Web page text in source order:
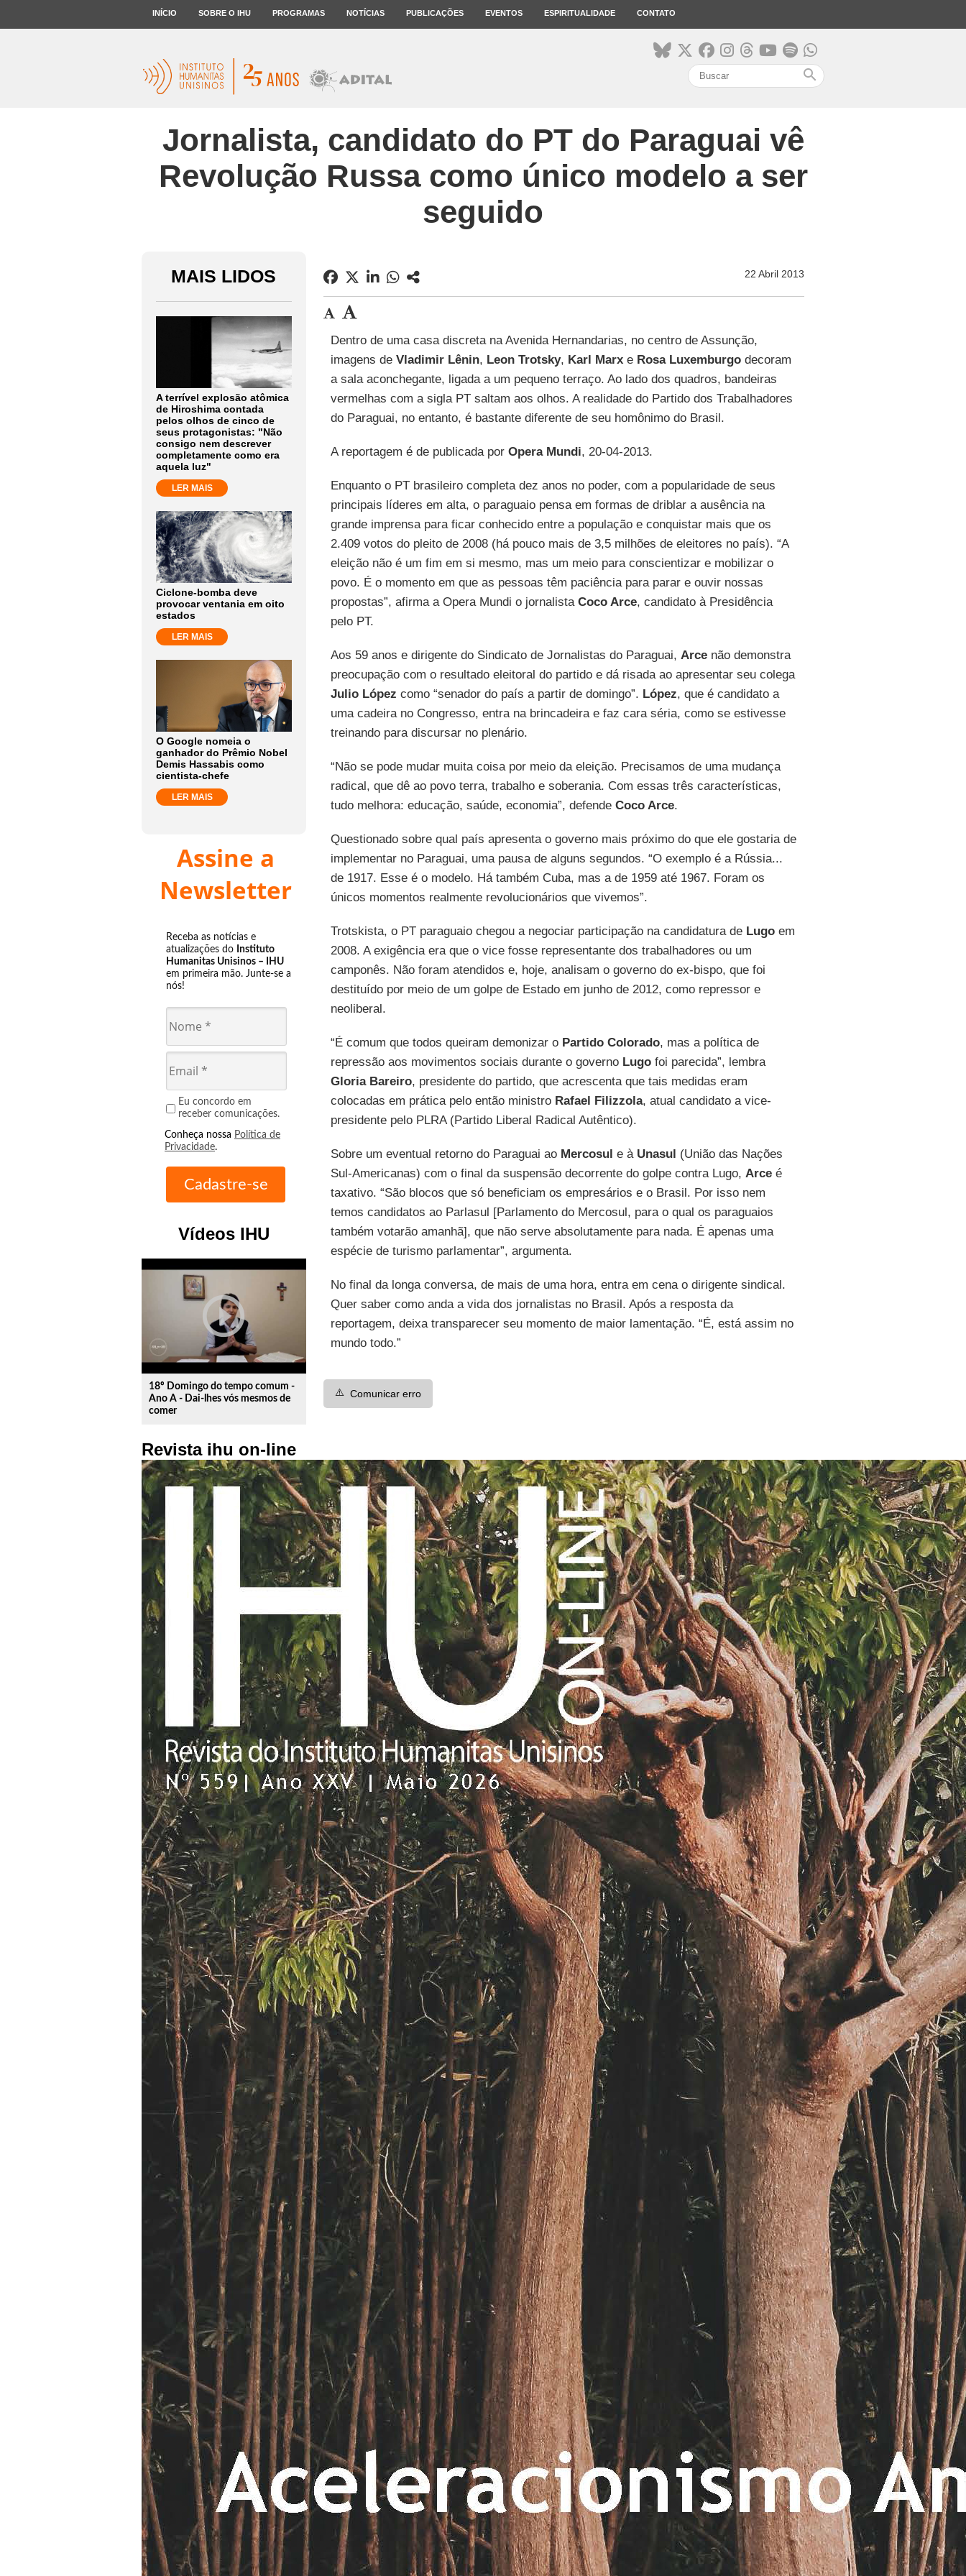
INÍCIO SOBRE O IHU PROGRAMAS NOTÍCIAS PUBLICAÇÕES EVENTOS ESPIRITUALIDADE CONTATO
search
Jornalista, candidato do PT do Paraguai vê
Revolução Russa como único modelo a ser
seguido
MAIS LIDOS
A terrível explosão atômica
de Hiroshima contada
pelos olhos de cinco de
seus protagonistas: "Não
consigo nem descrever
completamente como era
aquela luz"
LER MAIS
Ciclone-bomba deve
provocar ventania em oito
estados
LER MAIS
O Google nomeia o
ganhador do Prêmio Nobel
Demis Hassabis como
cientista-chefe
LER MAIS
Assine a
Newsletter
Receba as notícias e
atualizações do Instituto
Humanitas Unisinos – IHU
em primeira mão. Junte-se a
nós!
Eu concordo em
receber comunicações.
Conheça nossa Política de
Privacidade.
Vídeos IHU
play_circle_outline
18º Domingo do tempo comum -
Ano A - Dai-lhes vós mesmos de
comer
Revista ihu on-line
22 Abril 2013
Dentro de uma casa discreta na Avenida Hernandarias, no centro de Assunção,
imagens de Vladimir Lênin, Leon Trotsky, Karl Marxe Rosa Luxemburgodecoram
a sala aconchegante, ligada a um pequeno terraço. Ao lado dos quadros, bandeiras
vermelhas com a sigla PT saltam aos olhos. A realidade do Partido dos Trabalhadores
do Paraguai, no entanto, é bastante diferente de seu homônimo do Brasil.
A reportagem é de publicada por Opera Mundi, 20-04-2013.
Enquanto o PT brasileiro completa dez anos no poder, com a popularidade de seus
principais líderes em alta, o paraguaio pensa em formas de driblar a ausência na
grande imprensa para ficar conhecido entre a população e conquistar mais que os
2.409 votos do pleito de 2008 (há pouco mais de 3,5 milhões de eleitores no país). “A
eleição não é um fim em si mesmo, mas um meio para conscientizar e mobilizar o
povo. É o momento em que as pessoas têm paciência para parar e ouvir nossas
propostas”, afirma a Opera Mundi o jornalista Coco Arce, candidato à Presidência
pelo PT.
Aos 59 anos e dirigente do Sindicato de Jornalistas do Paraguai, Arcenão demonstra
preocupação com o resultado eleitoral do partido e dá risada ao apresentar seu colega
Julio López como “senador do país a partir de domingo”. López, que é candidato a
uma cadeira no Congresso, entra na brincadeira e faz cara séria, como se estivesse
treinando para discursar no plenário.
“Não se pode mudar muita coisa por meio da eleição. Precisamos de uma mudança
radical, que dê ao povo terra, trabalho e soberania. Com essas três características,
tudo melhora: educação, saúde, economia”, defende Coco Arce.
Questionado sobre qual país apresenta o governo mais próximo do que ele gostaria de
implementar no Paraguai, uma pausa de alguns segundos. “O exemplo é a Rússia...
de 1917. Esse é o modelo. Há também Cuba, mas a de 1959 até 1967. Foram os
únicos momentos realmente revolucionários que vivemos”.
Trotskista, o PT paraguaio chegou a negociar participação na candidatura de Lugoem
2008. A exigência era que o vice fosse representante dos trabalhadores ou um
camponês. Não foram atendidos e, hoje, analisam o governo do ex-bispo, que foi
destituído por meio de um golpe de Estado em junho de 2012, como repressor e
neoliberal.
“É comum que todos queiram demonizar o Partido Colorado, mas a política de
repressão aos movimentos sociais durante o governo Lugofoi parecida”, lembra
Gloria Bareiro, presidente do partido, que acrescenta que tais medidas eram
colocadas em prática pelo então ministro Rafael Filizzola, atual candidato a vice-
presidente pelo PLRA (Partido Liberal Radical Autêntico).
Sobre um eventual retorno do Paraguai ao Mercosul e à Unasul (União das Nações
Sul-Americanas) com o final da suspensão decorrente do golpe contra Lugo, Arceé
taxativo. “São blocos que só beneficiam os empresários e o Brasil. Por isso nem
temos candidatos ao Parlasul [Parlamento do Mercosul, para o qual os paraguaios
também votarão amanhã], que não serve absolutamente para nada. É apenas uma
espécie de turismo parlamentar”, argumenta.
No final da longa conversa, de mais de uma hora, entra em cena o dirigente sindical.
Quer saber como anda a vida dos jornalistas no Brasil. Após a resposta da
reportagem, deixa transparecer seu momento de maior lamentação. “É, está assim no
mundo todo.”
⚠️ Comunicar erro